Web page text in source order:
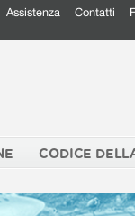
Assistenza Contatti
CODICE